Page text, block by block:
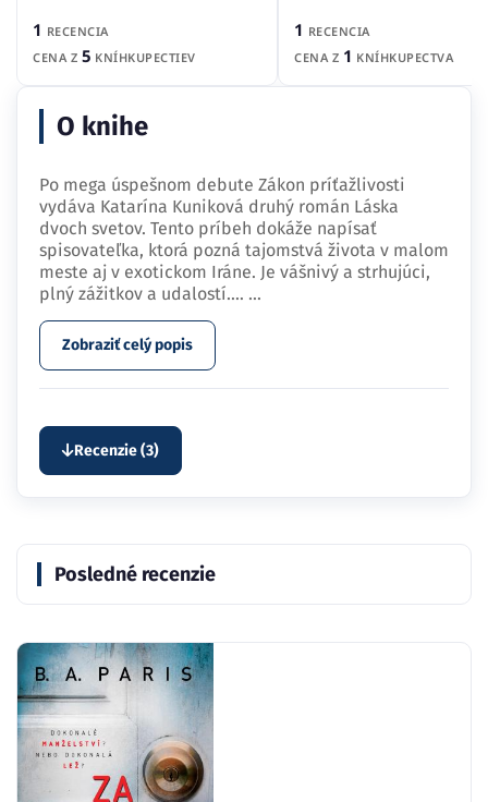
1 RECENCIA
CENA Z 5 KNÍHKUPECTIEV
1 RECENCIA
CENA Z 1 KNÍHKUPECTVA
O knihe
Po mega úspešnom debute Zákon príťažlivosti
vydáva Katarína Kuniková druhý román Láska
dvoch svetov. Tento príbeh dokáže napísať
spisovateľka, ktorá pozná tajomstvá života v malom
meste aj v exotickom Iráne. Je vášnivý a strhujúci,
plný zážitkov a udalostí.… ...
Zobraziť celý popis
Recenzie (3)
Posledné recenzie